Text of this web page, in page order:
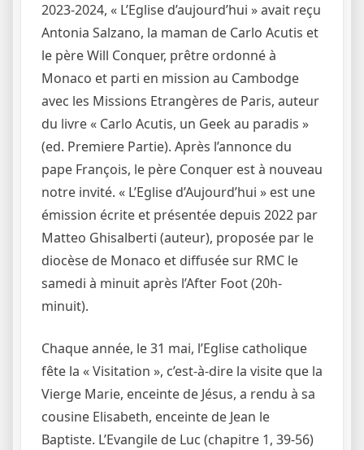
2023-2024, « L’Eglise d’aujourd’hui » avait reçu
Antonia Salzano, la maman de Carlo Acutis et
le père Will Conquer, prêtre ordonné à
Monaco et parti en mission au Cambodge
avec les Missions Etrangères de Paris, auteur
du livre « Carlo Acutis, un Geek au paradis »
(ed. Premiere Partie). Après l’annonce du
pape François, le père Conquer est à nouveau
notre invité. « L’Eglise d’Aujourd’hui » est une
émission écrite et présentée depuis 2022 par
Matteo Ghisalberti (auteur), proposée par le
diocèse de Monaco et diffusée sur RMC le
samedi à minuit après l’After Foot (20h-
minuit).
Chaque année, le 31 mai, l’Eglise catholique
fête la « Visitation », c’est-à-dire la visite que la
Vierge Marie, enceinte de Jésus, a rendu à sa
cousine Elisabeth, enceinte de Jean le
Baptiste. L’Evangile de Luc (chapitre 1, 39-56)